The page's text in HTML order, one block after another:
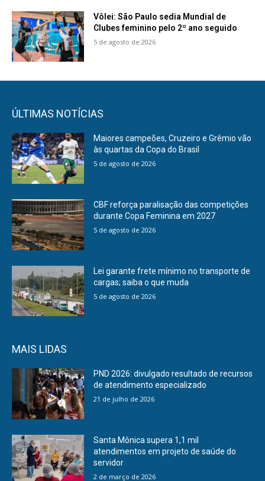
Vôlei: São Paulo sedia Mundial de
Clubes feminino pelo 2º ano seguido
5 de agosto de 2026
ÚLTIMAS NOTÍCIAS
Maiores campeões, Cruzeiro e Grêmio vão
às quartas da Copa do Brasil
5 de agosto de 2026
CBF reforça paralisação das competições
durante Copa Feminina em 2027
5 de agosto de 2026
Lei garante frete mínimo no transporte de
cargas; saiba o que muda
5 de agosto de 2026
MAIS LIDAS
PND 2026: divulgado resultado de recursos
de atendimento especializado
21 de julho de 2026
Santa Mônica supera 1,1 mil
atendimentos em projeto de saúde do
servidor
2 de março de 2026